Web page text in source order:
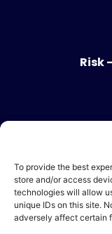
To provide the best
store and/or access
technologies will allow
unique IDs on this site.
adversely affect certain
Risk